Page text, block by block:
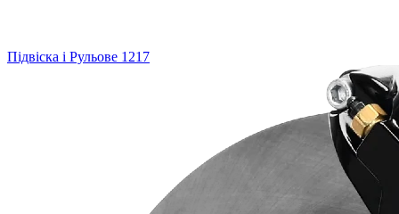
Підвіска і Рульове 1217